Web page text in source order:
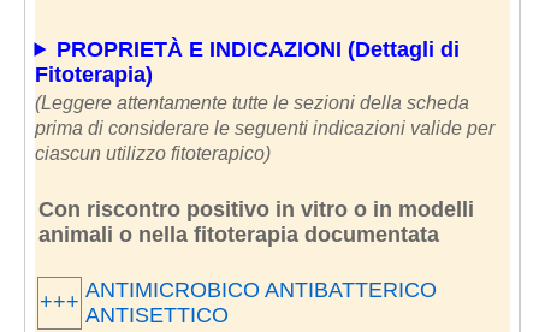
PROPRIETÀ E INDICAZIONI (Dettagli di
Fitoterapia)
(Leggere attentamente tutte le sezioni della scheda
prima di considerare le seguenti indicazioni valide per
ciascun utilizzo fitoterapico)
Con riscontro positivo in vitro o in modelli
animali o nella fitoterapia documentata
+++ ANTIMICROBICO ANTIBATTERICO
ANTISETTICO